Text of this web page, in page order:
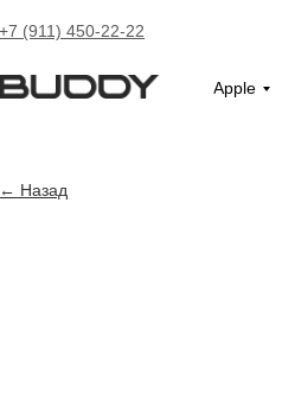
+7 (911) 450-22-22
Apple
Назад